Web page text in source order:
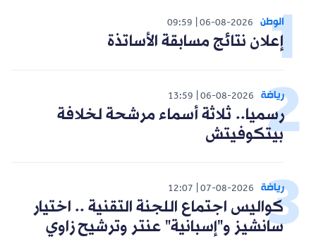
الوطن 06-08-2026
09:59
إعلان نتائج مسابقة الأساتذة
رياضة 06-08-2026
13:59
رسميا.. ثلاثة أسماء مرشحة لخلافة
بيتكوفيتش
رياضة 07-08-2026
12:07
كواليس اجتماع اللجنة التقنية .. اختيار
سانشيز و"إسبانية" عنتر وترشيح زاوي